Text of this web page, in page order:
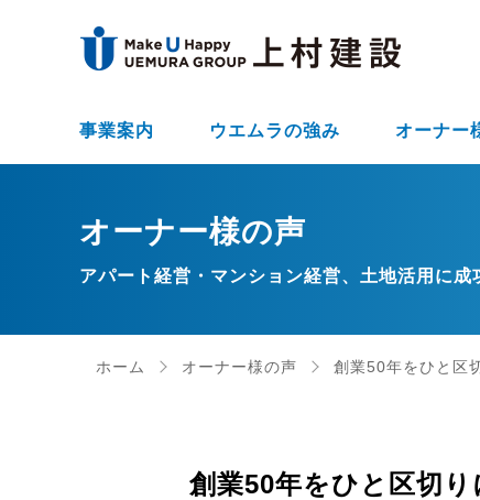
事業案内 ウエムラの強み オーナー
オーナー様の声
アパート経営・マンション経営、土地活用に
ホーム オーナー様の声 創業50年をひと区
創業50年をひと区切